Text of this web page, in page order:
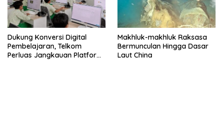
Dukung Konversi Digital
Pembelajaran, Telkom
Perluas Jangkauan Platform
Makhluk-makhluk Raksasa
Bermunculan Hingga Dasar
Laut China